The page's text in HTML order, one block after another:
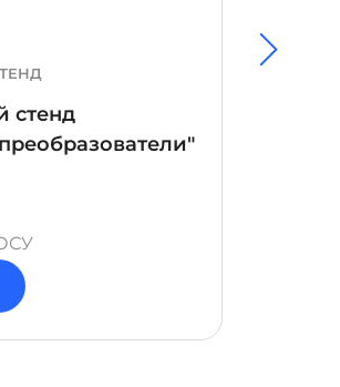
стенд